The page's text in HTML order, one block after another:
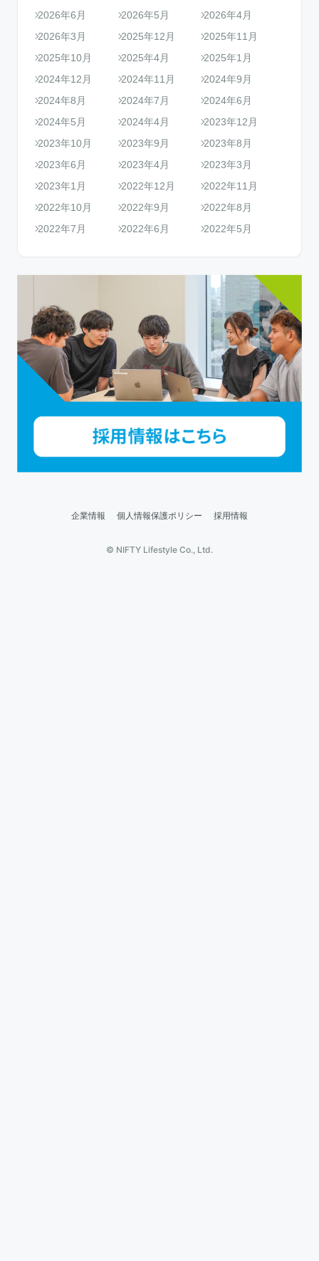
2026年6月 2026年5月
2026年4月
2026年3月
2025年12月
2025年11月
2025年10月
2025年4月
2025年1月
2024年12月
2024年11月
2024年9月
2024年8月
2024年7月
2024年6月
2024年5月
2024年4月
2023年12月
2023年10月
2023年9月
2023年8月
2023年6月
2023年4月
2023年3月
2023年1月
2022年12月
2022年11月
2022年10月
2022年9月
2022年8月
2022年7月
2022年6月 2022年5月
企業情報 個人情報保護ポリシー 採用情報
© NIFTY Lifestyle Co., Ltd.